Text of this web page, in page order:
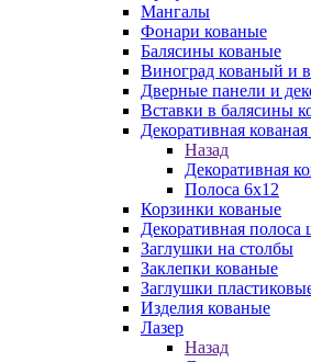
Мангалы
Фонари кованые
Балясины кованые
Виноград кованый и
Дверные панели и
Вставки в балясины
Декоративная
Назад
Декоративная
Полоса 6х12
Корзинки кованые
Декоративная полоса
Заглушки на столбы
Заклепки кованые
Заглушки
Изделия кованые
Лазер
Назад